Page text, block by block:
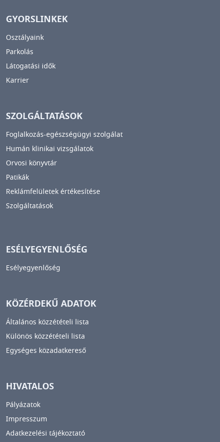
GYORSLINKEK
Osztályaink
Parkolás
Látogatási idők
Karrier
SZOLGÁLTATÁSOK
Foglalkozás-egészségügyi szolgálat
Humán klinikai vizsgálatok
Orvosi könyvtár
Patikák
Reklámfelületek értékesítése
Szolgáltatások
ESÉLYEGYENLŐSÉG
Esélyegyenlőség
KÖZÉRDEKŰ ADATOK
Általános közzétételi lista
Különös közzétételi lista
Egységes közadatkereső
HIVATALOS
Pályázatok
Impresszum
Adatkezelési tájékoztató